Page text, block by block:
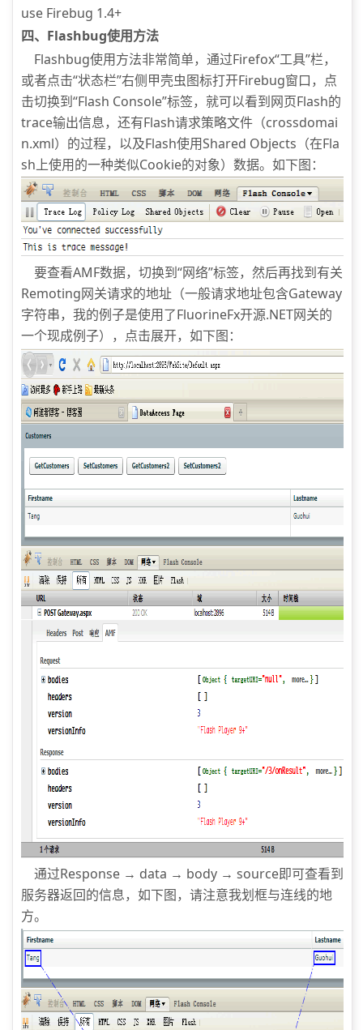
use Firebug 1.4+
四、Flashbug使用方法
Flashbug使用方法非常简单，通过Firefox“工具”栏，
或者点击“状态栏”右侧甲壳虫图标打开Firebug窗口，点
击切换到“Flash Console”标签，就可以看到网页Flash的
trace输出信息，还有Flash请求策略文件（crossdomai
n.xml）的过程，以及Flash使用Shared Objects（在Fla
sh上使用的一种类似Cookie的对象）数据。如下图：
要查看AMF数据，切换到“网络”标签，然后再找到有关
Remoting网关请求的地址（一般请求地址包含Gateway
字符串，我的例子是使用了FluorineFx开源.NET网关的
一个现成例子），点击展开，如下图：
通过Response → data → body → source即可查看到
服务器返回的信息，如下图，请注意我划框与连线的地
方。